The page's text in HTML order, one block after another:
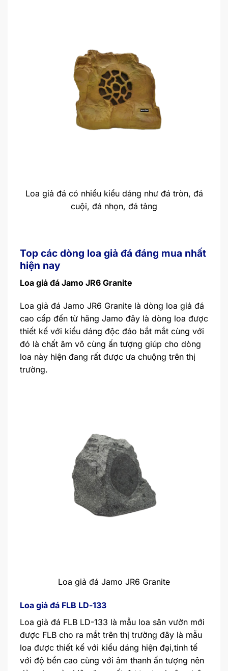
Loa giả đá có nhiều kiểu dáng như đá tròn, đá
cuội, đá nhọn, đá tảng
Top các dòng loa giả đá đáng mua nhất
hiện nay
Loa giả đá Jamo JR6 Granite
Loa giả đá Jamo JR6 Granite là dòng loa giả đá
cao cấp đến từ hãng Jamo đây là dòng loa được
thiết kế với kiểu dáng độc đáo bắt mắt cùng với
đó là chất âm vô cùng ấn tượng giúp cho dòng
loa này hiện đang rất được ưa chuộng trên thị
trường.
Loa giả đá Jamo JR6 Granite
Loa giả đá FLB LD-133
Loa giả đá FLB LD-133 là mẫu loa sân vườn mới
được FLB cho ra mắt trên thị trường đây là mẫu
loa được thiết kế với kiểu dáng hiện đại,tinh tế
với độ bền cao cùng với âm thanh ấn tượng nên